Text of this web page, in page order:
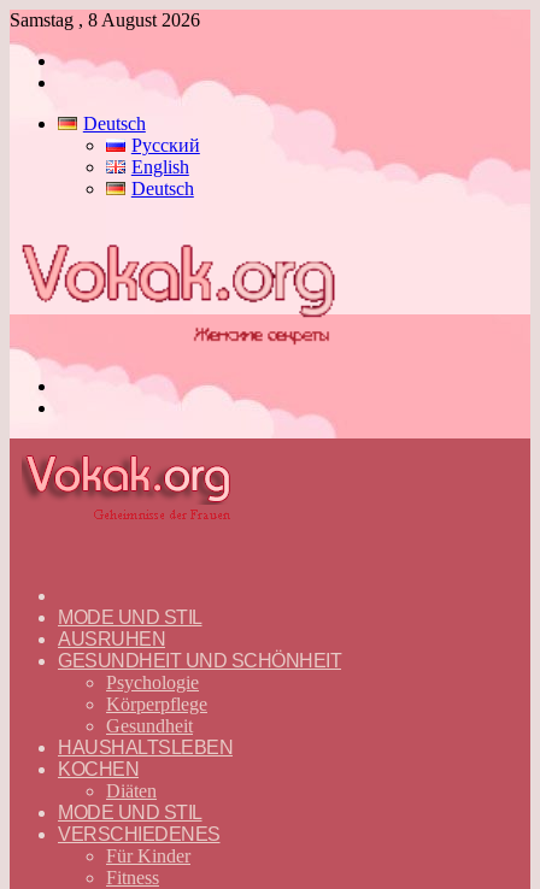
Samstag , 8 August 2026
Anmelden
Deutsch
Русский
English
Deutsch
—
DEUTSCH
MODE UND STIL
AUSRUHEN
GESUNDHEIT UND SCHÖNHEIT
Psychologie
Körperpflege
Gesundheit
HAUSHALTSLEBEN
KOCHEN
Diäten
MODE UND STIL
VERSCHIEDENES
Für Kinder
Fitness